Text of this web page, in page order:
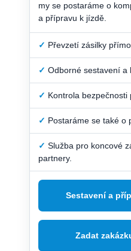
my se postaráme o
a přípravu k jízdě.
✓ Převzetí zásilky
✓ Odborné sestavení a
✓ Kontrola
✓ Postaráme se také o
✓ Služba pro koncové
partnery.
Sestavení a
Zadat